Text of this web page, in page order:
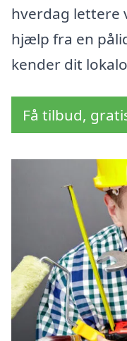
hverdag lettere
hjælp fra en
kender dit
Få tilbud,